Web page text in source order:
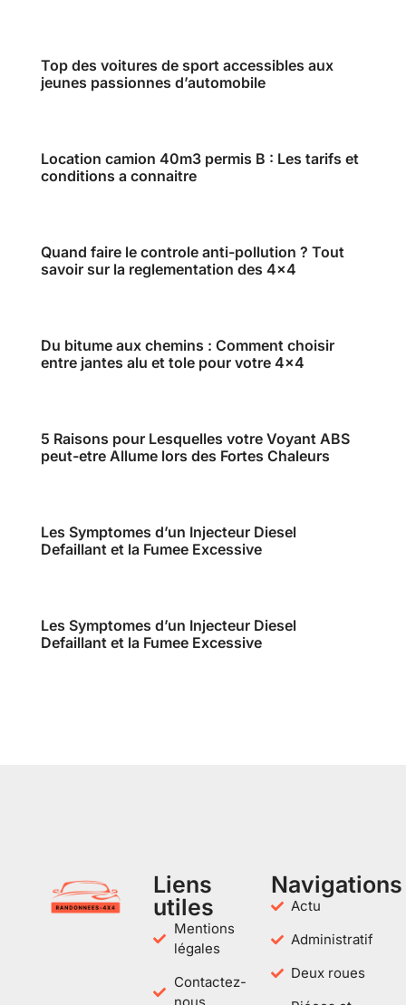
Top des voitures de sport accessibles aux
jeunes passionnes d’automobile
Location camion 40m3 permis B : Les tarifs et
conditions a connaitre
Quand faire le controle anti-pollution ? Tout
savoir sur la reglementation des 4×4
Du bitume aux chemins : Comment choisir
entre jantes alu et tole pour votre 4×4
5 Raisons pour Lesquelles votre Voyant ABS
peut-etre Allume lors des Fortes Chaleurs
Les Symptomes d’un Injecteur Diesel
Defaillant et la Fumee Excessive
Les Symptomes d’un Injecteur Diesel
Defaillant et la Fumee Excessive
Liens
utiles
Mentions
légales
Contactez-
Navigations
Actu
Administratif
Deux roues